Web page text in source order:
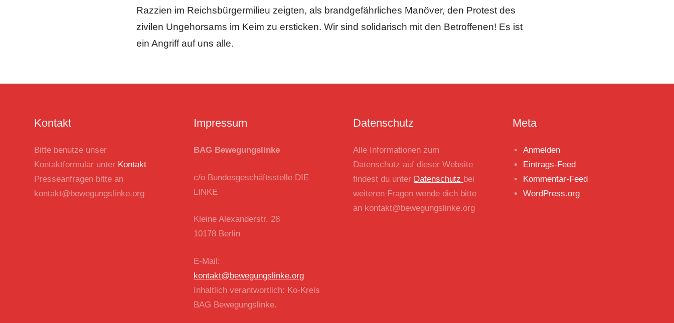
Razzien im Reichsbürgermilieu zeigten, als brandgefährliches Manöver, den Protest des
zivilen Ungehorsams im Keim zu ersticken. Wir sind solidarisch mit den Betroffenen! Es ist
ein Angriff auf uns alle.
Kontakt
Bitte benutze unser
Kontaktformular unter Kontakt
Presseanfragen bitte an
kontakt@bewegungslinke.org
Impressum
BAG Bewegungslinke
c/o Bundesgeschäftsstelle DIE
LINKE
Kleine Alexanderstr. 28
10178 Berlin
E-Mail:
kontakt@bewegungslinke.org
Inhaltlich verantwortlich: Ko-Kreis
BAG Bewegungslinke.
Datenschutz
Alle Informationen zum
Datenschutz auf dieser Website
findest du unter Datenschutz bei
weiteren Fragen wende dich bitte
an kontakt@bewegungslinke.org
Meta
Anmelden
Eintrags-Feed
Kommentar-Feed
WordPress.org